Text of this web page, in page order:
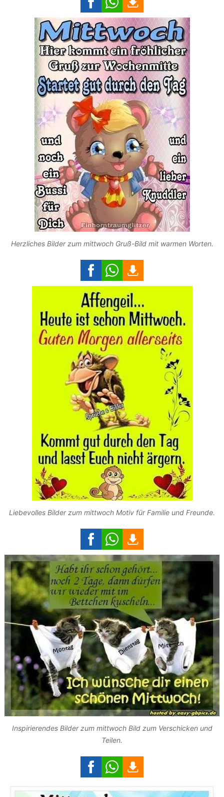
Herzliches Bilder zum mittwoch Gruß-Bild mit warmen Worten.
Liebevolles Bilder zum mittwoch Motiv für Familie und Freunde.
Inspirierendes Bilder zum mittwoch Bild zum Verschicken und
Teilen.